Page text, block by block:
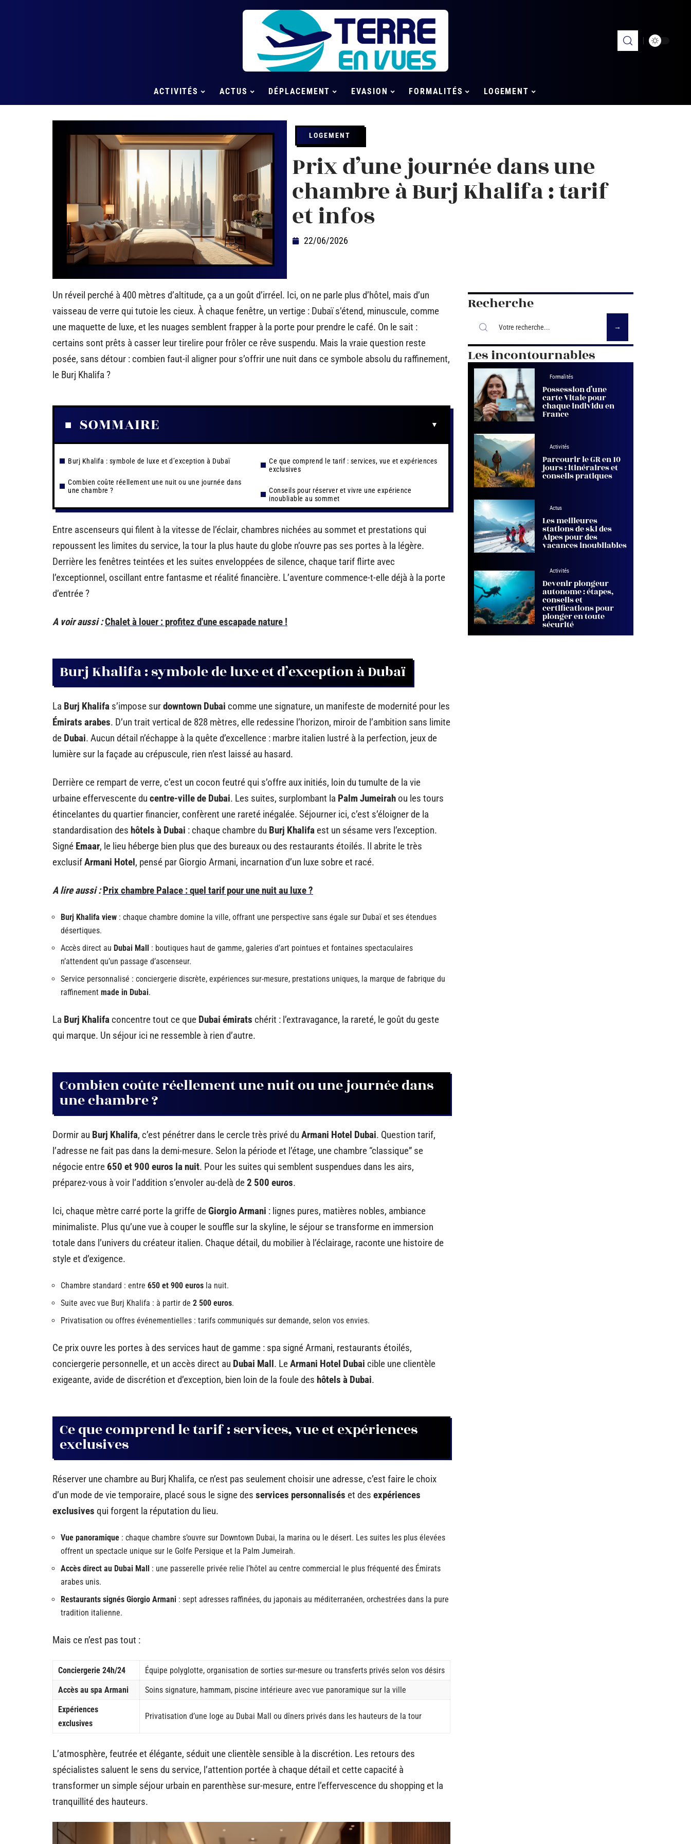
ACTIVITÉS ACTUS DÉPLACEMENT EVASION FORMALITÉS LOGEMENT
LOGEMENT
Prix d’une journée dans une
chambre à Burj Khalifa : tarif
et infos
22/06/2026
Un réveil perché à 400 mètres d’altitude, ça a un goût d’irréel. Ici, on ne parle plus d’hôtel, mais d’un
vaisseau de verre qui tutoie les cieux. À chaque fenêtre, un vertige : Dubaï s’étend, minuscule, comme
une maquette de luxe, et les nuages semblent frapper à la porte pour prendre le café. On le sait :
certains sont prêts à casser leur tirelire pour frôler ce rêve suspendu. Mais la vraie question reste
posée, sans détour : combien faut-il aligner pour s’offrir une nuit dans ce symbole absolu du raffinement,
le Burj Khalifa ?
SOMMAIRE
Burj Khalifa : symbole de luxe et d’exception à Dubaï
Combien coûte réellement une nuit ou une journée dans
une chambre ?
Ce que comprend le tarif : services, vue et expériences
exclusives
Conseils pour réserver et vivre une expérience
inoubliable au sommet
Entre ascenseurs qui filent à la vitesse de l’éclair, chambres nichées au sommet et prestations qui
repoussent les limites du service, la tour la plus haute du globe n’ouvre pas ses portes à la légère.
Derrière les fenêtres teintées et les suites enveloppées de silence, chaque tarif flirte avec
l’exceptionnel, oscillant entre fantasme et réalité financière. L’aventure commence-t-elle déjà à la porte
d’entrée ?
A voir aussi :Chalet à louer : profitez d'une escapade nature !
Burj Khalifa : symbole de luxe et d’exception à Dubaï
La Burj Khalifa s’impose surdowntown Dubai comme une signature, un manifeste de modernité pour les
Émirats arabes. D’un trait vertical de 828 mètres, elle redessine l’horizon, miroir de l’ambition sans limite
de Dubai. Aucun détail n’échappe à la quête d’excellence : marbre italien lustré à la perfection, jeux de
lumière sur la façade au crépuscule, rien n’est laissé au hasard.
Derrière ce rempart de verre, c’est un cocon feutré qui s’offre aux initiés, loin du tumulte de la vie
urbaine effervescente du centre-ville de Dubai. Les suites, surplombant la Palm Jumeirah ou les tours
étincelantes du quartier financier, confèrent une rareté inégalée. Séjourner ici, c’est s’éloigner de la
standardisation des hôtels à Dubai : chaque chambre du Burj Khalifa est un sésame vers l’exception.
Signé Emaar, le lieu héberge bien plus que des bureaux ou des restaurants étoilés. Il abrite le très
exclusifArmani Hotel, pensé par Giorgio Armani, incarnation d’un luxe sobre et racé.
A lire aussi : Prix chambre Palace : quel tarif pour une nuit au luxe ?
Burj Khalifa view : chaque chambre domine la ville, offrant une perspective sans égale sur Dubaï et ses étendues
désertiques.
Accès direct au Dubai Mall : boutiques haut de gamme, galeries d’art pointues et fontaines spectaculaires
n’attendent qu’un passage d’ascenseur.
Service personnalisé : conciergerie discrète, expériences sur-mesure, prestations uniques, la marque de fabrique du
raffinement made in Dubai.
La Burj Khalifa concentre tout ce que Dubai émirats chérit : l’extravagance, la rareté, le goût du geste
qui marque. Un séjour ici ne ressemble à rien d’autre.
Combien coûte réellement une nuit ou une journée dans
une chambre ?
Dormir au Burj Khalifa, c’est pénétrer dans le cercle très privé du Armani Hotel Dubai. Question tarif,
l’adresse ne fait pas dans la demi-mesure. Selon la période et l’étage, une chambre “classique” se
négocie entre 650 et 900 euros la nuit. Pour les suites qui semblent suspendues dans les airs,
préparez-vous à voir l’addition s’envoler au-delà de2 500 euros.
Ici, chaque mètre carré porte la griffe deGiorgio Armani : lignes pures, matières nobles, ambiance
minimaliste. Plus qu’une vue à couper le souffle sur la skyline, le séjour se transforme en immersion
totale dans l’univers du créateur italien. Chaque détail, du mobilier à l’éclairage, raconte une histoire de
style et d’exigence.
Chambre standard : entre 650 et 900 euros la nuit.
Suite avec vue Burj Khalifa : à partir de 2 500 euros.
Privatisation ou offres événementielles : tarifs communiqués sur demande, selon vos envies.
Ce prix ouvre les portes à des services haut de gamme : spa signé Armani, restaurants étoilés,
conciergerie personnelle, et un accès direct au Dubai Mall. LeArmani Hotel Dubai cible une clientèle
exigeante, avide de discrétion et d’exception, bien loin de la foule des hôtels à Dubai.
Ce que comprend le tarif : services, vue et expériences
exclusives
Réserver une chambre au Burj Khalifa, ce n’est pas seulement choisir une adresse, c’est faire le choix
d’un mode de vie temporaire, placé sous le signe des services personnalisés et des expériences
exclusives qui forgent la réputation du lieu.
Vue panoramique : chaque chambre s’ouvre sur Downtown Dubai, la marina ou le désert. Les suites les plus élevées
offrent un spectacle unique sur le Golfe Persique et la Palm Jumeirah.
Accès direct au Dubai Mall : une passerelle privée relie l’hôtel au centre commercial le plus fréquenté des Émirats
arabes unis.
Restaurants signés Giorgio Armani : sept adresses raffinées, du japonais au méditerranéen, orchestrées dans la pure
tradition italienne.
Mais ce n’est pas tout :
Conciergerie 24h/24
Équipe polyglotte, organisation de sorties sur-mesure ou transferts privés selon vos désirs
Accès au spa Armani
Soins signature, hammam, piscine intérieure avec vue panoramique sur la ville
Expériences
exclusives
Privatisation d’une loge au Dubai Mall ou dîners privés dans les hauteurs de la tour
L’atmosphère, feutrée et élégante, séduit une clientèle sensible à la discrétion. Les retours des
spécialistes saluent le sens du service, l’attention portée à chaque détail et cette capacité à
transformer un simple séjour urbain en parenthèse sur-mesure, entre l’effervescence du shopping et la
tranquillité des hauteurs.
Recherche
Les incontournables
Formalités
Possession d’une
carte Vitale pour
chaque individu en
France
Activités
Parcourir le GR en 10
jours : itinéraires et
conseils pratiques
Actus
Les meilleures
stations de ski des
Alpes pour des
vacances inoubliables
Activités
Devenir plongeur
autonome : étapes,
conseils et
certifications pour
plonger en toute
sécurité